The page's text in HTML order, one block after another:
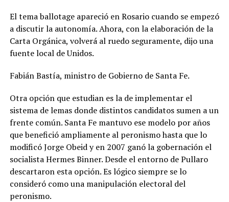
El tema ballotage apareció en Rosario cuando se empezó
a discutir la autonomía. Ahora, con la elaboración de la
Carta Orgánica, volverá al ruedo seguramente, dijo una
fuente local de Unidos.
Fabián Bastía, ministro de Gobierno de Santa Fe.
Otra opción que estudian es la de implementar el
sistema de lemas donde distintos candidatos sumen a un
frente común. Santa Fe mantuvo ese modelo por años
que benefició ampliamente al peronismo hasta que lo
modificó Jorge Obeid y en 2007 ganó la gobernación el
socialista Hermes Binner. Desde el entorno de Pullaro
descartaron esta opción. Es lógico siempre se lo
consideró como una manipulación electoral del
peronismo.